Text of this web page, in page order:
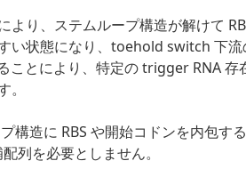
り、ステムループ構造が解けて
い状態になり、toehold switch 下流
とにより、特定の trigger RNA 存
構造に RBS や開始コドンを内包す
列を必要としません。